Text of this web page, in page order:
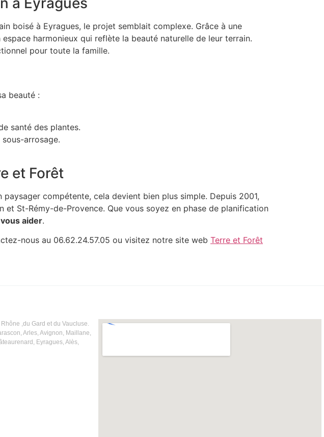
boisé à Eyragues, le projet semblait complexe. Grâce à une
harmonieux qui reflète la beauté naturelle de leur terrain.
pour toute la famille.
beauté :
santé des plantes.
arrosage.
et Forêt
compétente, cela devient bien plus simple. Depuis 2001,
St-Rémy-de-Provence. Que vous soyez en phase de planification
aider.
nous au 06.62.24.57.05 ou visitez notre site web Terre et Forêt
,du Gard et du Vaucluse.
Arles, Avignon, Maillane,
Eyragues, Alès,